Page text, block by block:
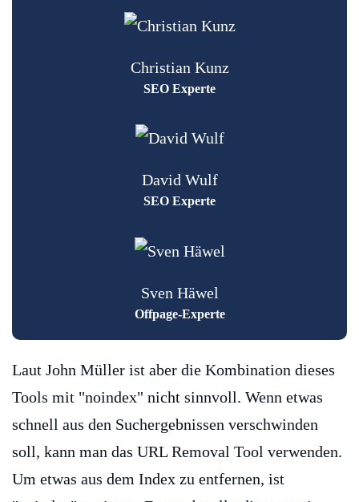
Christian Kunz
SEO Experte
David Wulf
SEO Experte
Sven Häwel
Offpage-Experte
Laut John Müller ist aber die Kombination dieses
Tools mit "noindex" nicht sinnvoll. Wenn etwas
schnell aus den Suchergebnissen verschwinden
soll, kann man das URL Removal Tool verwenden.
Um etwas aus dem Index zu entfernen, ist